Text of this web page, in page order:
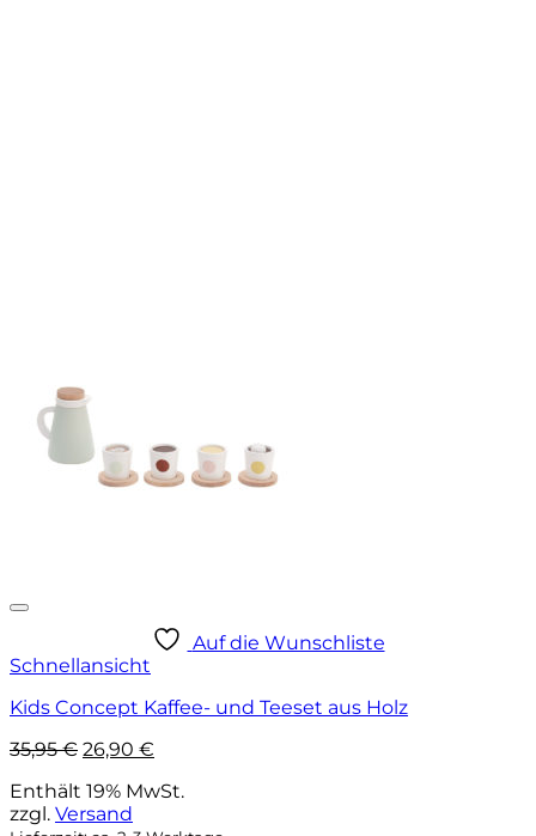
Auf die Wunschliste
Schnellansicht
Kids Concept Kaffee- und Teeset aus Holz
35,95€ Ursprünglicher
war:
35,95 €
26,90 €
ist:
Enthält 19% MwSt.
zzgl. Versand